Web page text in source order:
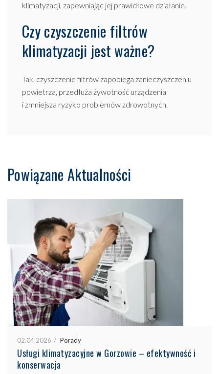
klimatyzacji, zapewniając jej prawidłowe działanie.
Czy czyszczenie filtrów
klimatyzacji jest ważne?
Tak, czyszczenie filtrów zapobiega zanieczyszczeniu
powietrza, przedłuża żywotność urządzenia
i zmniejsza ryzyko problemów zdrowotnych.
Powiązane Aktualności
02.04.2026 Porady
Usługi klimatyzacyjne w Gorzowie – efektywność i
konserwacja